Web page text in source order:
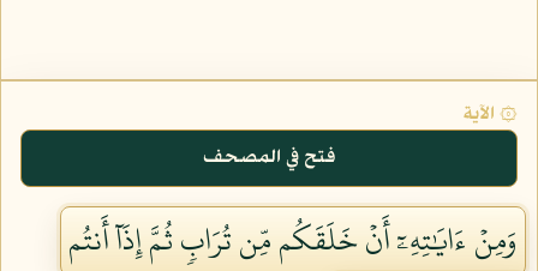
۞ الآية
فتح في المصحف
وَمِنۡ ءَايَٰتِهِۦٓ أَنۡ خَلَقَكُم مِّن تُرَابٖ ثُمَّ إِذَآ أَنتُم